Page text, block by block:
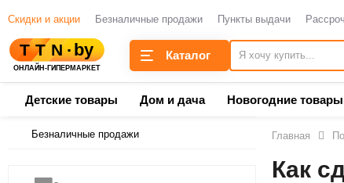
Скидки и акции Безналичные продажи Пункты выдачи
Каталог
Детские товары Дом и дача Новогодние товары
Безналичные продажи Главная
Как